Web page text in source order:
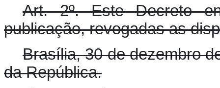
Art. 2º. Este Decreto
publicação, revogadas as
Brasília, 30 de dezembro
da República.